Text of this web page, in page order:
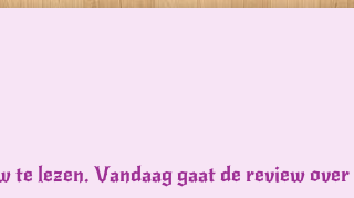
te lezen. Vandaag gaat de review over